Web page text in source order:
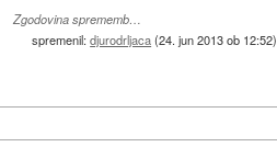
Zgodovina sprememb…
spremenil:djurodrljaca(24. jun 2013 ob 12:52)